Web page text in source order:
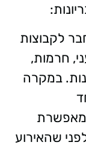
לקבוצות
חרמות,
במקרה
שהאירוע